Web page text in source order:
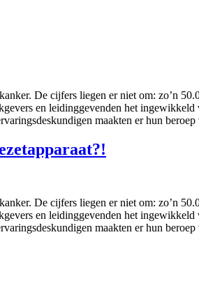
De cijfers liegen er niet om: zo’n
en leidinggevenden het
maakten er hun
De cijfers liegen er niet om: zo’n
en leidinggevenden het
maakten er hun